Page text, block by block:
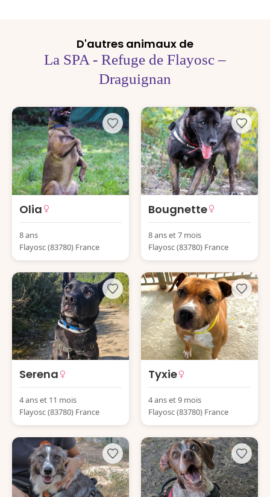
D'autres animaux de
La SPA - Refuge de Flayosc –
Draguignan
Olia
8 ans
Flayosc (83780) France
Bougnette
8 ans et 7 mois
Flayosc (83780) France
Serena
4 ans et 11 mois
Flayosc (83780) France
Tyxie
4 ans et 9 mois
Flayosc (83780) France